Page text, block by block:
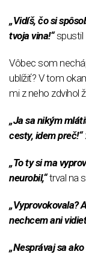
„Vidíš, čo si
tvoja vina!“spustil
Vôbec som
ublížiť? V tom
mi z neho zdvihol
„Ja sa nikým
cesty, idem preč!“
„To ty si ma
neurobil,“trval na
„Vyprovokovala?
nechcem ani
„Nesprávaj sa